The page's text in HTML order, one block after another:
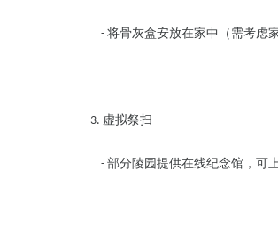
- 将骨灰盒安放在家中（需考虑
3. 虚拟祭扫
- 部分陵园提供在线纪念馆，可